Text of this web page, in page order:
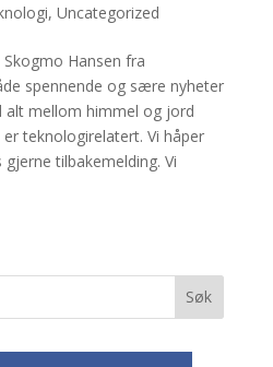
, Uncategorized
Hansen fra
spennende og sære nyheter
alt mellom himmel og jord
teknologirelatert. Vi håper
tilbakemelding. Vi